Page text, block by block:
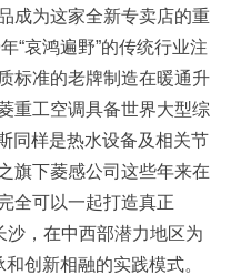
成为这家全新专卖店的重
“哀鸿遍野”的传统行业注
标准的老牌制造在暖通升
重工空调具备世界大型综
同样是热水设备及相关节
旗下菱感公司这些年来在
全可以一起打造真正
沙，在中西部潜力地区为
创新相融的实践模式。